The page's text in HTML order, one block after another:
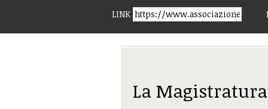
LINK
La Magistratura